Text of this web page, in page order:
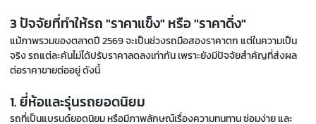
3 ปัจจัยที่ทำให้รถ "ราคาแข็ง" หรือ "ราคาดิ่ง"
แม้ภาพรวมของตลาดปี 2569 จะเป็นช่วงรถมือสองราคาตก แต่ในความเป็น
จริง รถแต่ละคันไม่ได้ปรับราคาลดลงเท่ากัน เพราะยังมีปัจจัยสำคัญที่ส่งผล
ต่อราคาขายต่ออยู่ ดังนี้
1. ยี่ห้อและรุ่นรถยอดนิยม
รถที่เป็นแบรนด์ยอดนิยม หรือมีภาพลักษณ์เรื่องความทนทาน ซ่อมง่าย และ